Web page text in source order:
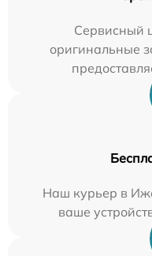
Сервисный
оригинальные
Наш курьер в
ваше